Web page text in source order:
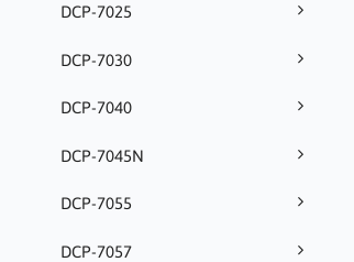
DCP-7025
DCP-7030
DCP-7040
DCP-7045N
DCP-7055
DCP-7057